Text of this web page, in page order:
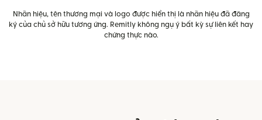
Nhãn hiệu, tên thương mại và logo được hiển thị là nhãn hiệu đã đăng
ký của chủ sở hữu tương ứng. Remitly không ngụ ý bất kỳ sự liên kết hay
chứng thực nào.